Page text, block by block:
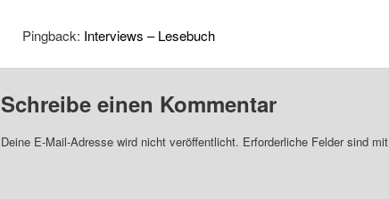
Pingback: Interviews – Lesebuch
Schreibe einen Kommentar
Deine E-Mail-Adresse wird nicht veröffentlicht. Erforderliche Felder sind mit